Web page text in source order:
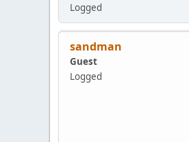
Logged
sandman
Guest
Logged